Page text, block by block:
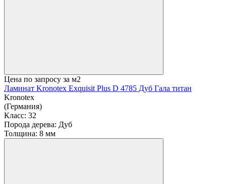
Цена по запросу за м2
Ламинат Kronotex Exquisit Plus D 4785 Дуб Гала титан
Kronotex
(Германия)
Класс: 32
Порода дерева: Дуб
Толщина: 8 мм